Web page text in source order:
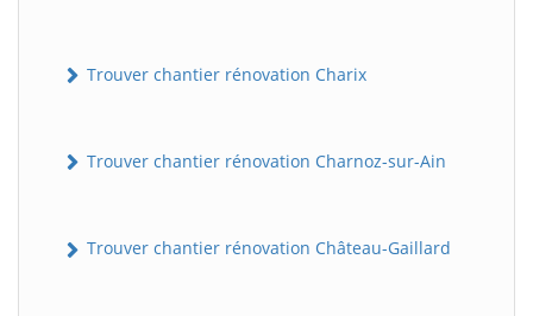
Trouver chantier rénovation Charix
Trouver chantier rénovation Charnoz-sur-Ain
Trouver chantier rénovation Château-Gaillard